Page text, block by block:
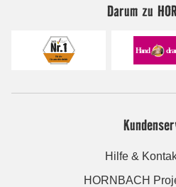
Darum zu
Hilfe &
HORNBACH